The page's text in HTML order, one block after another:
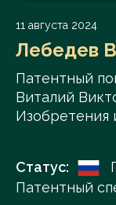
11 августа 2024
Лебедев
Патентный
Виталий
Изобретения
Статус:
Патентный